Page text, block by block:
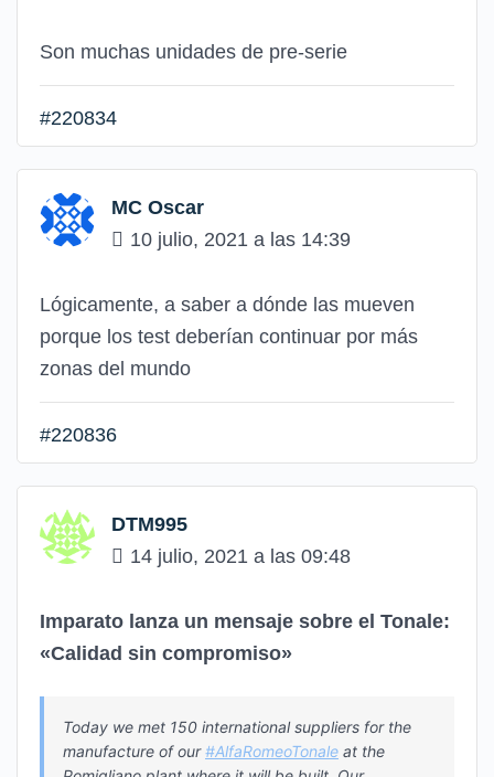
Son muchas unidades de pre-serie
#220834
MC Oscar
10 julio, 2021 a las 14:39
Lógicamente, a saber a dónde las mueven
porque los test deberían continuar por más
zonas del mundo
#220836
DTM995
14 julio, 2021 a las 09:48
Imparato lanza un mensaje sobre el Tonale:
«Calidad sin compromiso»
Today we met 150 international suppliers for the
manufacture of our#AlfaRomeoTonale at the